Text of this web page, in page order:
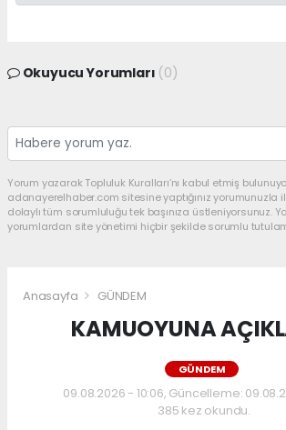
Okuyucu Yorumları (0)
Yorum yazarak Topluluk Kuralları’nı kabul etmiş
adanayerelhaber.com sitesine yaptığınız yorumunuzla
dolaylı tüm sorumluluğu tek başınıza üstleniyorsunuz.
yorumlardan site yönetimi hiçbir şekilde sorumlu
Anasayfa GÜNDEM
KAMUOYUNA
GÜNDEM
09.08.2026 - 10:06, Güncelleme:
385 kez okundu.